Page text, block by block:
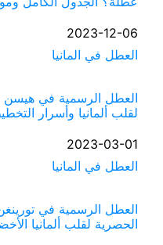
التاريخ
2023-12-06
في ما يتعلق بما يأتي
العطل في المانيا
لقلب ألمانيا وأسرار
التاريخ
2023-03-01
في ما يتعلق بما يأتي
العطل في المانيا
الحصرية لقلب ألمانيا